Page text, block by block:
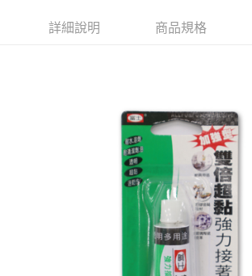
【「AFTEE先享後付」結帳流程】
ATM／網路銀行／等多元方式進行付款，方視為交易完
※ 請注意：結帳手續完成當下不需立刻繳費，但若您
購買商品的店家。未經商家同意取消之訂單仍視為有
※ 交易是否成功請以「AFTEE先享後付 」之結帳頁面
是否繳費成功／繳費後需取消欲退款等相關疑問，請
https://netprotections.freshdesk.com/
１．透過由恩沛科技股份有限公司提供之「AFTEE先
易，需依本服務之必要範圍內提供個人資料，並將交
權轉讓予恩沛科技股份有限公司。
每筆NT$60，滿NT$599(含以上)免運費
每筆NT$60，滿NT$599(含以上)免運費
每筆NT$60，滿NT$599(含以上)免運費
每筆NT$120，滿NT$899(含以上)免運費
詳細說明 商品規格